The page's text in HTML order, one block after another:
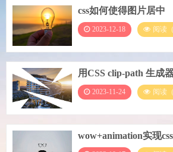
css如何使得图片居中
2023-12-18 阅读
用CSS clip-path 生成
切图
2023-11-24 阅读
wow+animation实现